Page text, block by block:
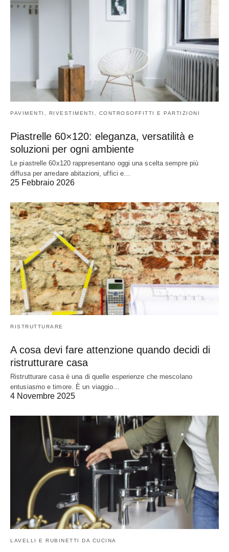
PAVIMENTI, RIVESTIMENTI, CONTROSOFFITTI E PARTIZIONI
Piastrelle 60×120: eleganza, versatilità e
soluzioni per ogni ambiente
Le piastrelle 60x120 rappresentano oggi una scelta sempre più
diffusa per arredare abitazioni, uffici e…
25 Febbraio 2026
RISTRUTTURARE
A cosa devi fare attenzione quando decidi di
ristrutturare casa
Ristrutturare casa è una di quelle esperienze che mescolano
entusiasmo e timore. È un viaggio…
4 Novembre 2025
LAVELLI E RUBINETTI DA CUCINA